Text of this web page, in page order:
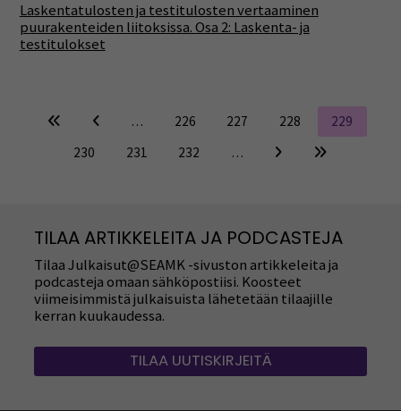
Laskentatulosten ja testitulosten vertaaminen
puurakenteiden liitoksissa. Osa 2: Laskenta- ja
testitulokset
… 226 227 228
229
230
231 232 …
TILAA ARTIKKELEITA JA PODCASTEJA
Tilaa Julkaisut@SEAMK -sivuston artikkeleita ja
podcasteja omaan sähköpostiisi. Koosteet
viimeisimmistä julkaisuista lähetetään tilaajille
kerran kuukaudessa.
TILAA UUTISKIRJEITÄ